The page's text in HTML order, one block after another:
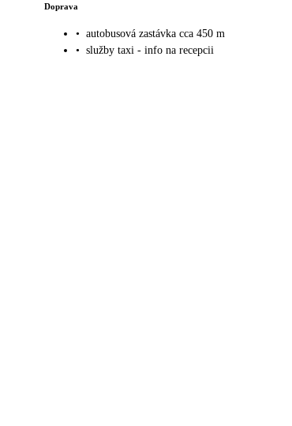
Doprava
• autobusová zastávka cca 450 m
• služby taxi - info na recepcii